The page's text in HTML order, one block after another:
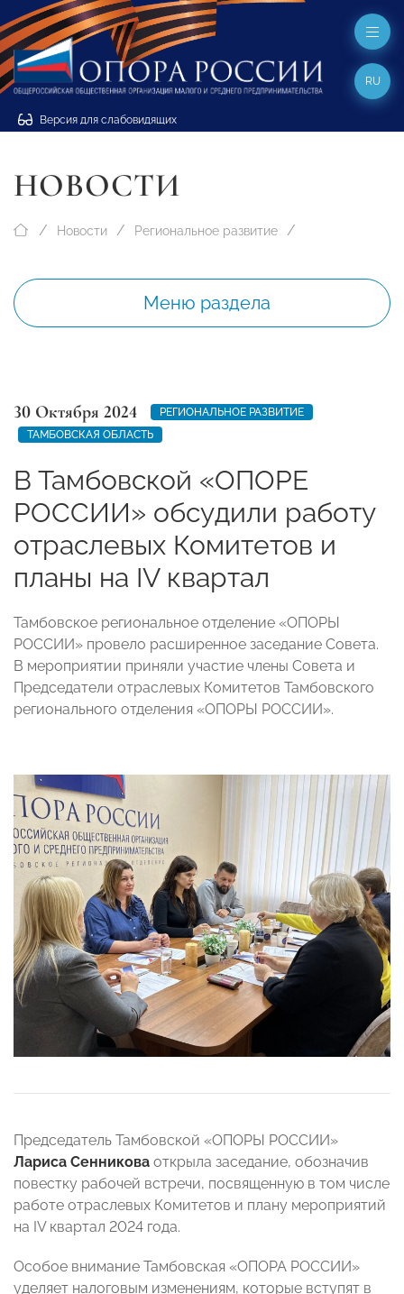
Версия для слабовидящих
RU
НОВОСТИ
Новости Региональное развитие
Меню раздела
30 Октября 2024
РЕГИОНАЛЬНОЕ РАЗВИТИЕ
ТАМБОВСКАЯ ОБЛАСТЬ
В Тамбовской «ОПОРЕ
РОССИИ» обсудили работу
отраслевых Комитетов и
планы на IV квартал
Тамбовское региональное отделение «ОПОРЫ
РОССИИ» провело расширенное заседание Совета.
В мероприятии приняли участие члены Совета и
Председатели отраслевых Комитетов Тамбовского
регионального отделения «ОПОРЫ РОССИИ».
Председатель Тамбовской «ОПОРЫ РОССИИ»
Лариса Сенникова открыла заседание, обозначив
повестку рабочей встречи, посвященную в том числе
работе отраслевых Комитетов и плану мероприятий
на IV квартал 2024 года.
Особое внимание Тамбовская «ОПОРА РОССИИ»
уделяет налоговым изменениям, которые вступят в